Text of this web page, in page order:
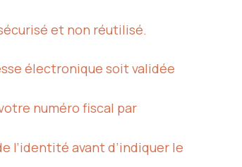
et non réutilisé.
électronique soit validée
numéro fiscal par
l’identité avant d’indiquer le